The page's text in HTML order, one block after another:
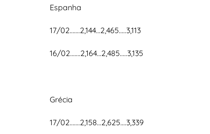
Espanha
17/02…….2,144…2,465…..3,113
16/02…….2,164…2,485…..3,135
Grécia
17/02…….2,158…2,625….3,339